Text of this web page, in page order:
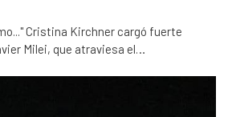
Cristina Kirchner cargó fuerte
Milei, que atraviesa el…